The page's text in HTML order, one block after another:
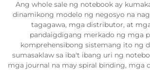
Ang whole sale ng notebook ay
dinamikong modelo ng negosyo na
tagagawa, mga distributor, at
pandaigdigang merkado ng mga
komprehensibong sistemang ito ng
sumasaklaw sa iba't ibang uri ng
mga journal na may spiral binding, mga